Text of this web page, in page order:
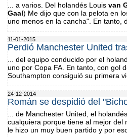
... a varios. Del holandés Louis van
Gaal) Me dijo que con la pelota en
uno menos en la cancha". En tanto,
11-01-2015
Perdió Manchester United
... del equipo conducido por el
uno por Copa FA. En tanto, con gol
Southampton consiguió su primera
24-12-2014
Román se despidió del
... de Manchester United, el
cualquiera porque tiene al mejor del
le hizo un muy buen partido y por